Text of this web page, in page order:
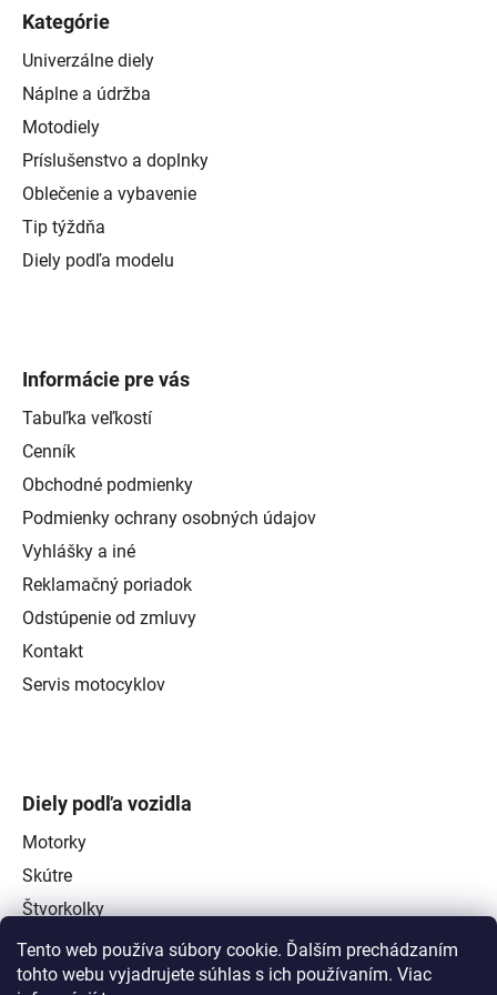
Tento web používa súbory cookie. Ďalším prechádzaním
tohto webu vyjadrujete súhlas s ich používaním. Viac
Kategórie
Univerzálne diely
Náplne a údržba
Motodiely
Príslušenstvo a doplnky
Oblečenie a vybavenie
Tip týždňa
Diely podľa modelu
Informácie pre vás
Tabuľka veľkostí
Cenník
Obchodné podmienky
Podmienky ochrany osobných údajov
Vyhlášky a iné
Reklamačný poriadok
Odstúpenie od zmluvy
Kontakt
Servis motocyklov
Diely podľa vozidla
Motorky
Skútre
Štvorkolky